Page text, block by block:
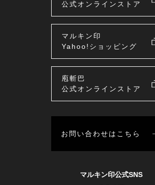
公式オンラインストア
マルキン印
Yahoo!ショッピング
庖斬巴
公式オンラインストア
お問い合わせはこちら
マルキン印公式SNS